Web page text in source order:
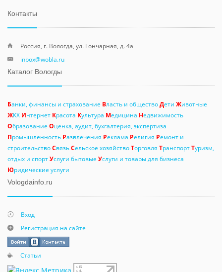
Контакты
Россия, г. Вологда, ул. Гончарная, д. 4а
inbox@wobla.ru
Каталог Вологды
Банки, финансы и страхование Власть и обществоДети Животные
ЖКХ Интернет Красота Культура Медицина Недвижимость
Образование Оценка, аудит, бухгалтерия, экспертиза
Промышленность Развлечения Реклама Религия Ремонт и
строительствоСвязьСельское хозяйствоТорговля ТранспортТуризм,
отдых и спортУслуги бытовые Услуги и товары для бизнеса
Юридические услуги
Vologdainfo.ru
Вход
Регистрация на сайте
Статьи